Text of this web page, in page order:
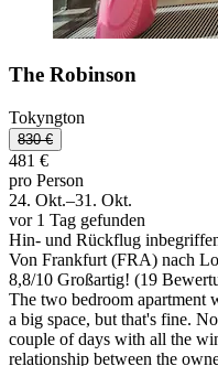
The Robinson
Tokyngton
830 €
481 €
pro Person
24. Okt.–31. Okt.
vor 1 Tag gefunden
Hin- und Rückflug
Von Frankfurt (FRA) nach
8,8/10 Großartig! (19
The two bedroom apartment
a big space, but that's fine.
couple of days with all the
relationship between the